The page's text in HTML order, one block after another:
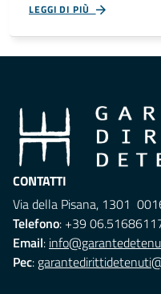
LEGGI DI PIÙ
CONTATTI
Via della Pisana, 1301
Telefono: +39
Email:
Pec: